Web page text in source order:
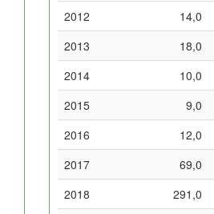
2012
14,0
2013
18,0
2014
10,0
2015
9,0
2016
12,0
2017
69,0
2018
291,0